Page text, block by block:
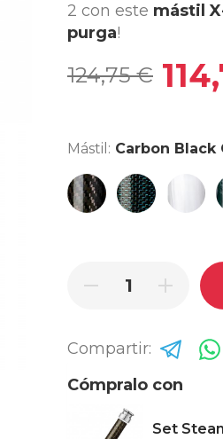
2 con este mástil
purga!
124,75 €
Mástil: Carbon Black
Carbon Black Matt
Carbon Black
Epoxy
Compartir:
Cómpralo con
Set